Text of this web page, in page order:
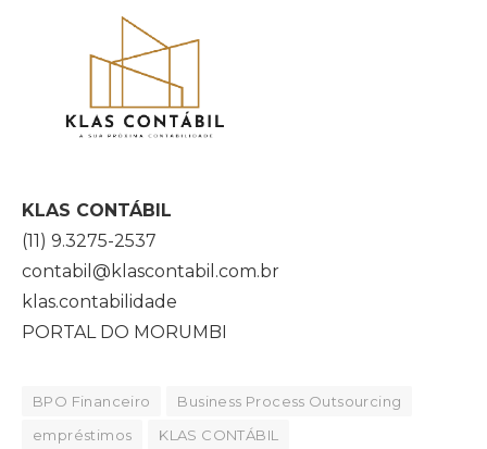
KLAS CONTÁBIL
(11) 9.3275-2537
contabil@klascontabil.com.br
klas.contabilidade
PORTAL DO MORUMBI
BPO Financeiro
Business Process Outsourcing
empréstimos
KLAS CONTÁBIL